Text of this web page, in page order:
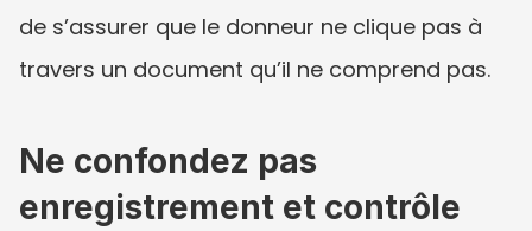
de s’assurer que le donneur ne clique pas à
travers un document qu’il ne comprend pas.
Ne confondez pas
enregistrement et contrôle